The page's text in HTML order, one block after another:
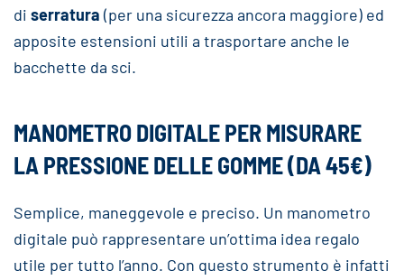
di serratura (per una sicurezza ancora maggiore) ed
apposite estensioni utili a trasportare anche le
bacchette da sci.
MANOMETRO DIGITALE PER MISURARE
LA PRESSIONE DELLE GOMME (DA 45€)
Semplice, maneggevole e preciso. Un manometro
digitale può rappresentare un’ottima idea regalo
utile per tutto l’anno. Con questo strumento è infatti